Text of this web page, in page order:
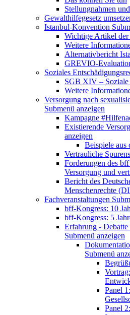
Stellungnahmen
Gewalthilfegesetz
Istanbul-Konvention
Wichtige Artikel
Weitere
Alternativbericht
GREVIO-
Soziales
SGB XIV – Soziale
Weitere
Versorgung nach
Submenü anzeigen
Kampagne
Existierende
anzeigen
Beispiele aus
Vertrauliche
Forderungen des
Versorgung und
Bericht des
Menschenrechte
Fachveranstaltungen
bff-Kongress: 10
bff-Kongress: 5
Erfahrung -
Submenü anzeigen
Submenü
Panel
Panel